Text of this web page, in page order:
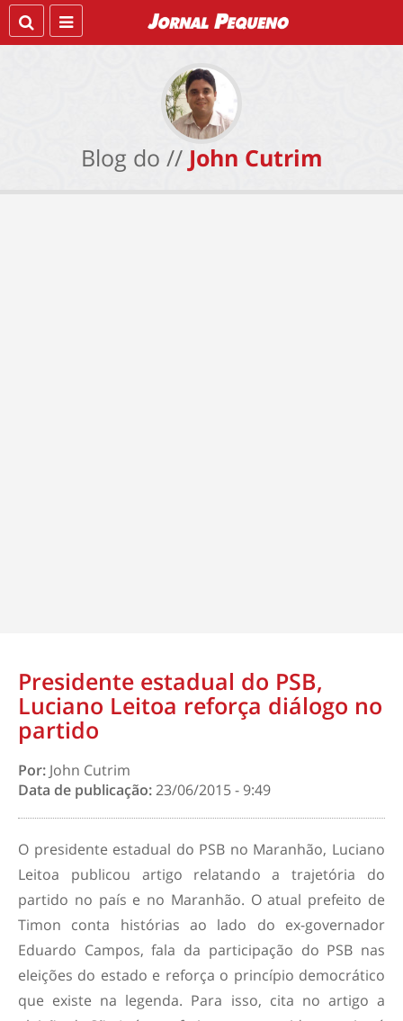
Blog do // John Cutrim
Presidente estadual do PSB,
Luciano Leitoa reforça diálogo no
partido
Por: John Cutrim
Data de publicação:23/06/2015 - 9:49
O presidente estadual do PSB no Maranhão, Luciano
Leitoa publicou artigo relatando a trajetória do
partido no país e no Maranhão. O atual prefeito de
Timon conta histórias ao lado do ex-governador
Eduardo Campos, fala da participação do PSB nas
eleições do estado e reforça o princípio democrático
que existe na legenda. Para isso, cita no artigo a